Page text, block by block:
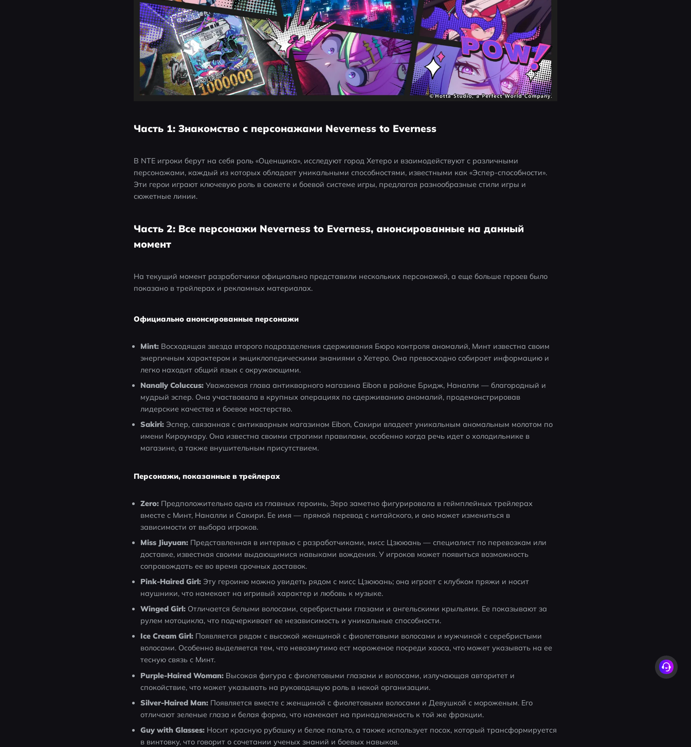
Часть 1: Знакомство с персонажами Neverness to Everness
В NTE игроки берут на себя роль «Оценщика», исследуют город Хетеро и взаимодействуют с различными
персонажами, каждый из которых обладает уникальными способностями, известными как «Эспер-способности».
Эти герои играют ключевую роль в сюжете и боевой системе игры, предлагая разнообразные стили игры и
сюжетные линии.
Часть 2: Все персонажи Neverness to Everness, анонсированные на данный
момент
На текущий момент разработчики официально представили нескольких персонажей, а еще больше героев было
показано в трейлерах и рекламных материалах.
Официально анонсированные персонажи
Mint: Восходящая звезда второго подразделения сдерживания Бюро контроля аномалий, Минт известна своим
энергичным характером и энциклопедическими знаниями о Хетеро. Она превосходно собирает информацию и
легко находит общий язык с окружающими.
Nanally Coluccus: Уважаемая глава антикварного магазина Eibon в районе Бридж, Наналли — благородный и
мудрый эспер. Она участвовала в крупных операциях по сдерживанию аномалий, продемонстрировав
лидерские качества и боевое мастерство.
Sakiri: Эспер, связанная с антикварным магазином Eibon, Сакири владеет уникальным аномальным молотом по
имени Кироумару. Она известна своими строгими правилами, особенно когда речь идет о холодильнике в
магазине, а также внушительным присутствием.
Персонажи, показанные в трейлерах
Zero: Предположительно одна из главных героинь, Зеро заметно фигурировала в геймплейных трейлерах
вместе с Минт, Наналли и Сакири. Ее имя — прямой перевод с китайского, и оно может измениться в
зависимости от выбора игроков.
Miss Jiuyuan: Представленная в интервью с разработчиками, мисс Цзююань — специалист по перевозкам или
доставке, известная своими выдающимися навыками вождения. У игроков может появиться возможность
сопровождать ее во время срочных доставок.
Pink-Haired Girl: Эту героиню можно увидеть рядом с мисс Цзююань; она играет с клубком пряжи и носит
наушники, что намекает на игривый характер и любовь к музыке.
Winged Girl: Отличается белыми волосами, серебристыми глазами и ангельскими крыльями. Ее показывают за
рулем мотоцикла, что подчеркивает ее независимость и уникальные способности.
Ice Cream Girl: Появляется рядом с высокой женщиной с фиолетовыми волосами и мужчиной с серебристыми
волосами. Особенно выделяется тем, что невозмутимо ест мороженое посреди хаоса, что может указывать на ее
тесную связь с Минт.
Purple-Haired Woman: Высокая фигура с фиолетовыми глазами и волосами, излучающая авторитет и
спокойствие, что может указывать на руководящую роль в некой организации.
Silver-Haired Man: Появляется вместе с женщиной с фиолетовыми волосами и Девушкой с мороженым. Его
отличают зеленые глаза и белая форма, что намекает на принадлежность к той же фракции.
Guy with Glasses: Носит красную рубашку и белое пальто, а также использует посох, который трансформируется
в винтовку, что говорит о сочетании ученых знаний и боевых навыков.